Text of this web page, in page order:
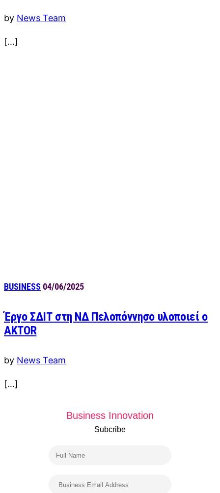
by News Team
[…]
BUSINESS 04/06/2025
Έργο ΣΔΙΤ στη ΝΔ Πελοπόννησο υλοποιεί ο
AKTOR
by News Team
[…]
Business Innovation
Subcribe